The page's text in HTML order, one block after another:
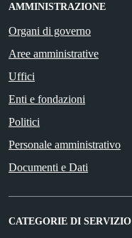
AMMINISTRAZIONE
Organi di governo
Aree amministrative
Uffici
Enti e fondazioni
Politici
Personale amministrativo
Documenti e Dati
CATEGORIE DI SERVIZIO